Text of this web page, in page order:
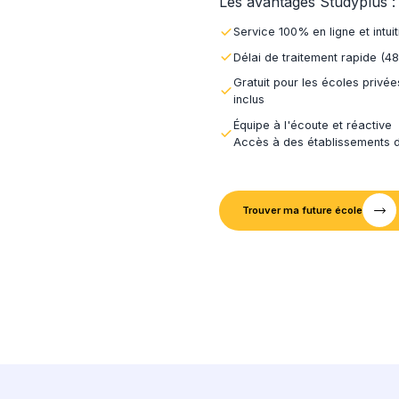
3 Notre
Nous
4 Nous